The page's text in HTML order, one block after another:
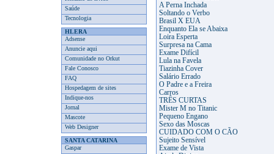
Saúde
Tecnologia
HLERA
Adsense
Anuncie aqui
Comunidade no Orkut
Fale Conosco
FAQ
Hospedagem de sites
Indique-nos
Jornal
Mascote
Web Designer
SANTA CATARINA
Gaspar
A Perna Inchada
Soltando o Verbo
Brasil X EUA
Enquanto Ela se Abaixa
Loira Esperta
Surpresa na Cama
Exame Difícil
Lula na Favela
Tiazinha Cover
Salário Errado
O Padre e a Freira
Carros
TRÊS CURTAS
Mister M no Titanic
Pequeno Engano
Sexo das Moscas
CUIDADO COM O CÃO
Sujeito Sensível
Exame de Vista